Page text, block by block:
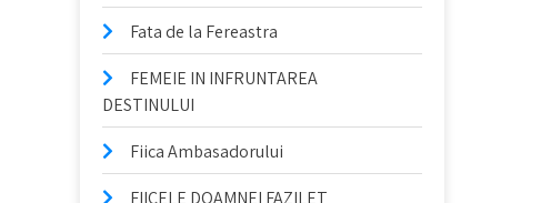
Fata de la Fereastra
FEMEIE IN INFRUNTAREA
DESTINULUI
Fiica Ambasadorului
FIICELE DOAMNEI FAZILET